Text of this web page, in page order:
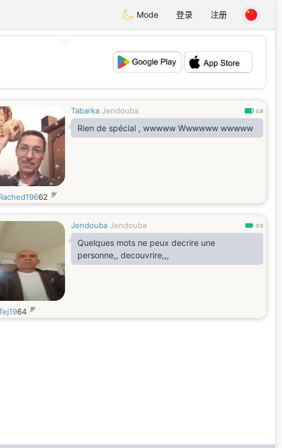
Mode 登录 注册
💕
Tabarka Jendouba 0.8
Rien de spécial , wwwww Wwwwww wwwww
62 岁
Jendouba Jendouba 0.9
Quelques mots ne peux decrire une
personne,, decouvrire,,,
64 岁